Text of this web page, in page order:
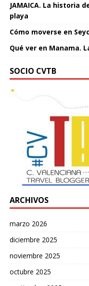
JAMAICA. La historia
playa
Cómo moverse en
Qué ver en Manama.
SOCIO CVTB
ARCHIVOS
marzo 2026
diciembre 2025
noviembre 2025
octubre 2025